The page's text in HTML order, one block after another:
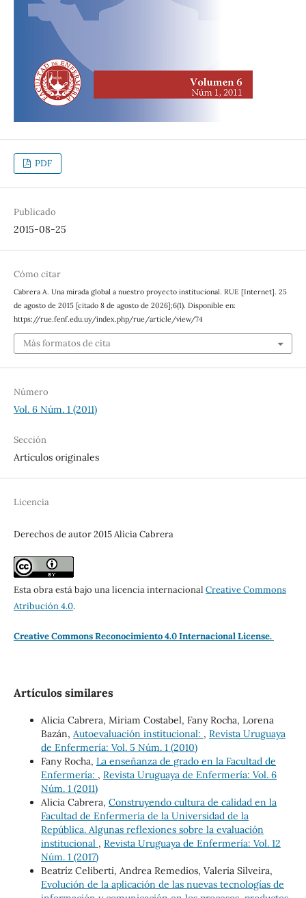
PDF
Publicado
2015-08-25
Cómo citar
Cabrera A. Una mirada global a nuestro proyecto institucional. RUE [Internet]. 25
de agosto de 2015 [citado 8 de agosto de 2026];6(1). Disponible en:
https://rue.fenf.edu.uy/index.php/rue/article/view/74
Más formatos de cita
Número
Vol. 6 Núm. 1 (2011)
Sección
Artículos originales
Licencia
Derechos de autor 2015 Alicia Cabrera
Esta obra está bajo una licencia internacional Creative Commons
Atribución 4.0.
Creative Commons Reconocimiento 4.0 Internacional License.
Artículos similares
Alicia Cabrera, Miriam Costabel, Fany Rocha, Lorena
Bazán, Autoevaluación institucional: , Revista Uruguaya
de Enfermería: Vol. 5 Núm. 1 (2010)
Fany Rocha, La enseñanza de grado en la Facultad de
Enfermería: , Revista Uruguaya de Enfermería: Vol. 6
Núm. 1 (2011)
Alicia Cabrera, Construyendo cultura de calidad en la
Facultad de Enfermería de la Universidad de la
República. Algunas reflexiones sobre la evaluación
institucional , Revista Uruguaya de Enfermería: Vol. 12
Núm. 1 (2017)
Beatríz Celiberti, Andrea Remedios, Valeria Silveira,
Evolución de la aplicación de las nuevas tecnologías de